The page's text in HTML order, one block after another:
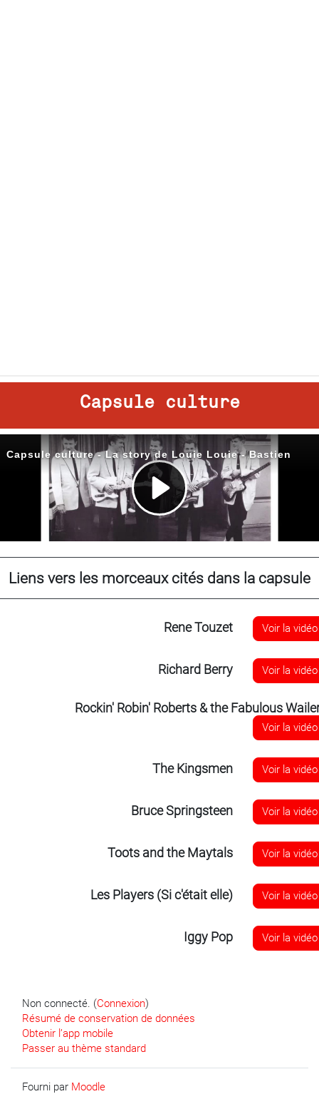
Capsule culture
Liens vers les morceaux cités dans la capsule
Rene Touzet Voir la vidéo
Richard Berry Voir la vidéo
Rockin' Robin' Roberts & the Fabulous
Voir la vidéo
The Kingsmen Voir la vidéo
Bruce Springsteen Voir la vidéo
Toots and the Maytals Voir la vidéo
Les Players (Si c'était elle) Voir la vidéo
Iggy Pop Voir la vidéo
Non connecté. (Connexion)
Résumé de conservation de données
Obtenir l’app mobile
Passer au thème standard
Fourni par Moodle